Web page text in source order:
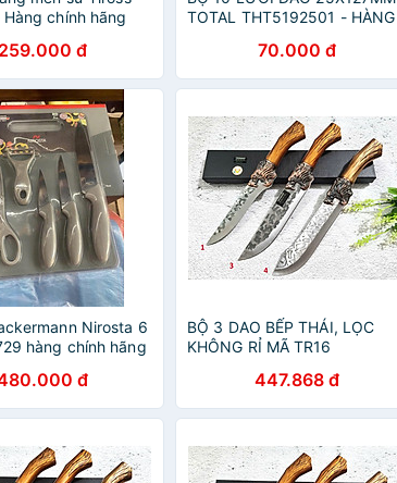
chính hãng
259.000 đ
TOTAL THT5192501 - HÀNG
70.000 đ
Nirosta 6
hàng chính hãng
đ
BỘ 3 DAO BẾP THÁI, LỌC
KHÔNG RỈ MÃ TR16
447.868 đ